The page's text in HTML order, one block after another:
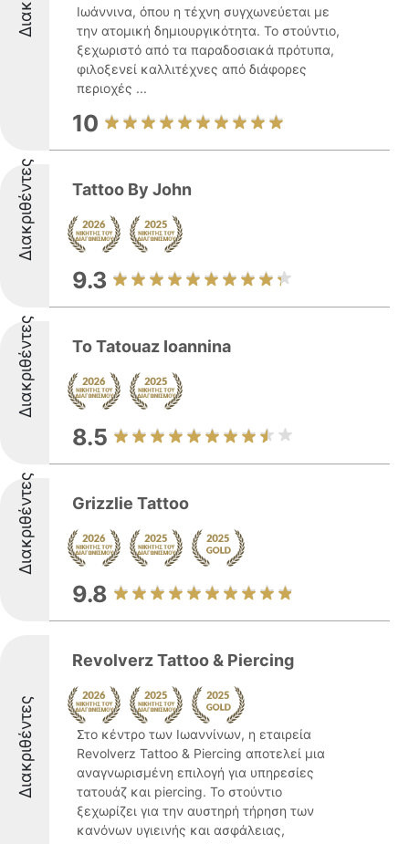
Ιωάννινα, όπου η τέχνη συγχωνεύεται με
την ατομική δημιουργικότητα. Το στούντιο,
ξεχωριστό από τα παραδοσιακά πρότυπα,
φιλοξενεί καλλιτέχνες από διάφορες
περιοχές ...
10
Διακριθέντες Tattoo By John
9.3
Διακριθέντες To Tatouaz Ioannina
8.5
Διακριθέντες Grizzlie Tattoo
9.8
Διακριθέντες
Revolverz Tattoo & Piercing
Στο κέντρο των Ιωαννίνων, η εταιρεία
Revolverz Tattoo & Piercing αποτελεί μια
αναγνωρισμένη επιλογή για υπηρεσίες
τατουάζ και piercing. Το στούντιο
ξεχωρίζει για την αυστηρή τήρηση των
κανόνων υγιεινής και ασφάλειας,